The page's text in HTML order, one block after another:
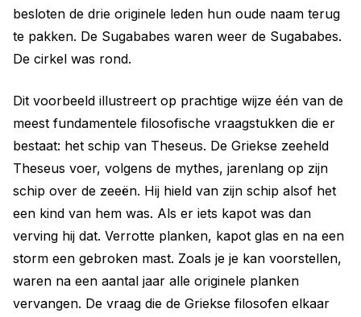
besloten de drie originele leden hun oude naam terug
te pakken. De Sugababes waren weer de Sugababes.
De cirkel was rond.
Dit voorbeeld illustreert op prachtige wijze één van de
meest fundamentele filosofische vraagstukken die er
bestaat: het schip van Theseus. De Griekse zeeheld
Theseus voer, volgens de mythes, jarenlang op zijn
schip over de zeeën. Hij hield van zijn schip alsof het
een kind van hem was. Als er iets kapot was dan
verving hij dat. Verrotte planken, kapot glas en na een
storm een gebroken mast. Zoals je je kan voorstellen,
waren na een aantal jaar alle originele planken
vervangen. De vraag die de Griekse filosofen elkaar